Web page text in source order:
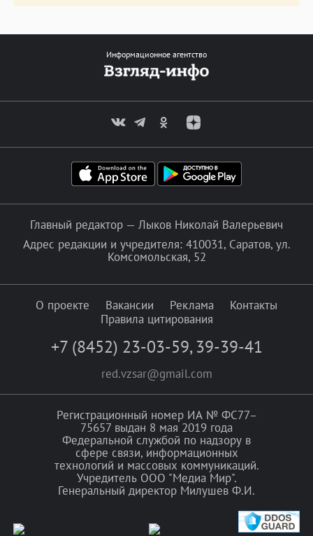
Информационное агентство
Главный редактор — Лыков Николай Валерьевич
Адрес редакции и учредителя: 410031, Саратов, ул.
Комсомольская, 52
О проекте Вакансии Реклама
Контакты
Правила цитирования
+7 (8452) 23-03-59, 39-39-41
red.vzsar@gmail.com
Регистрационный номер ИА № ФС77–
75657 выдан 8 мая 2019 года
Федеральной службой по надзору в
сфере связи, информационных
технологий и массовых коммуникаций.
Учредитель ООО "Медиа Мир".
Генеральный директор Милушев Ф.И.